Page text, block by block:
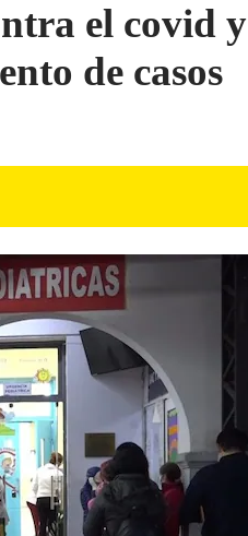
el covid y
de casos